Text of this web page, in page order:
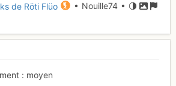
de Röti Flüo
• Nouille74 •
moyen